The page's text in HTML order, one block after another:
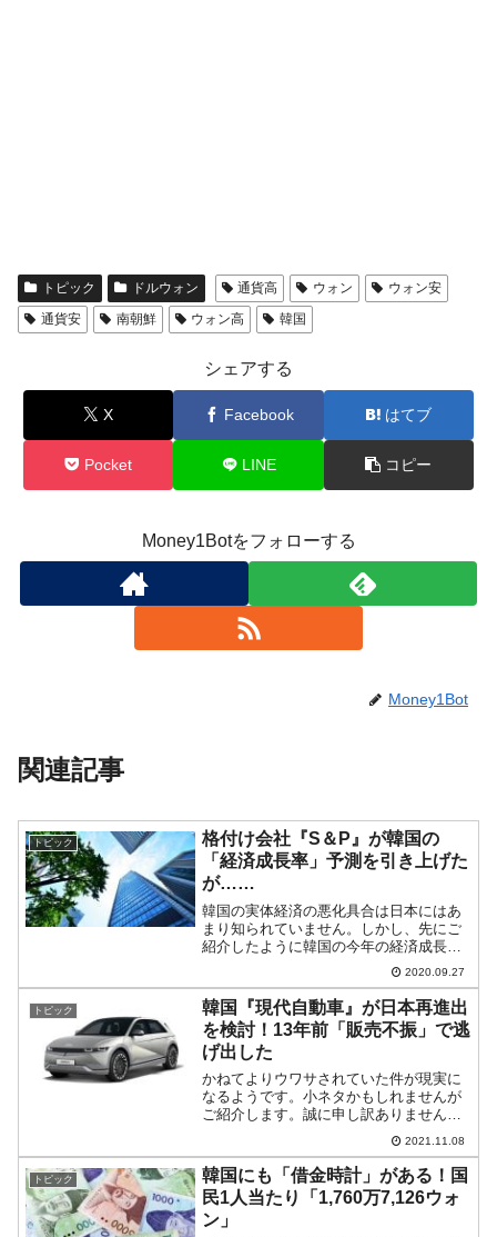
トピック ドルウォン 通貨高 ウォン
ウォン安
通貨安
南朝鮮 ウォン高 韓国
シェアする
X Facebook はてブ
Pocket LINE コピー
Money1Botをフォローする
Money1Bot
関連記事
トピック
格付け会社『S＆P』が韓国の
「経済成長率」予測を引き上げた
が……
韓国の実体経済の悪化具合は日本にはあ
まり知られていません。しかし、先にご
紹介したように韓国の今年の経済成長率
の予測は、どの機関が発表するものもど
んどん下がっています。――なのです
が、ここにきて世界的な信用格付け会社
『S＆P』は、韓国の今年の...
2020.09.27
トピック
韓国『現代自動車』が日本再進出
を検討！13年前「販売不振」で逃
げ出した
かねてよりウワサされていた件が現実に
なるようです。小ネタかもしれませんが
ご紹介します。誠に申し訳ありません。
韓国の『現代自動車』が早ければ2022年
にも日本に再進出を検討している――と
報じられました。『現代自動車』は2001
年に日本市場に進...
2021.11.08
トピック
韓国にも「借金時計」がある！国
民1人当たり「1,760万7,126ウォ
ン」